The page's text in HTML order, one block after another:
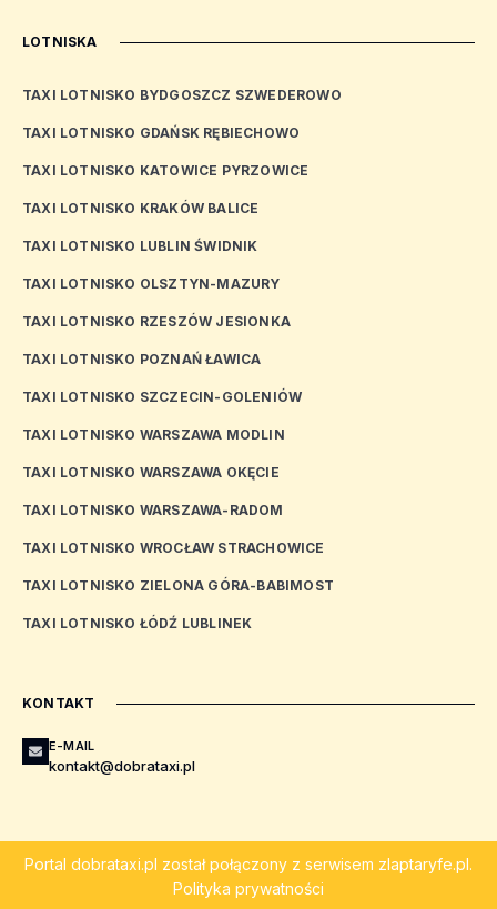
LOTNISKA
TAXI LOTNISKO BYDGOSZCZ SZWEDEROWO
TAXI LOTNISKO GDAŃSK RĘBIECHOWO
TAXI LOTNISKO KATOWICE PYRZOWICE
TAXI LOTNISKO KRAKÓW BALICE
TAXI LOTNISKO LUBLIN ŚWIDNIK
TAXI LOTNISKO OLSZTYN-MAZURY
TAXI LOTNISKO RZESZÓW JESIONKA
TAXI LOTNISKO POZNAŃ ŁAWICA
TAXI LOTNISKO SZCZECIN-GOLENIÓW
TAXI LOTNISKO WARSZAWA MODLIN
TAXI LOTNISKO WARSZAWA OKĘCIE
TAXI LOTNISKO WARSZAWA-RADOM
TAXI LOTNISKO WROCŁAW STRACHOWICE
TAXI LOTNISKO ZIELONA GÓRA-BABIMOST
TAXI LOTNISKO ŁÓDŹ LUBLINEK
KONTAKT
E-MAIL
kontakt@dobrataxi.pl
Portal dobrataxi.pl został połączony z serwisem zlaptaryfe.pl.
Polityka prywatności